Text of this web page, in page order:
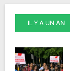
IL Y A UN AN